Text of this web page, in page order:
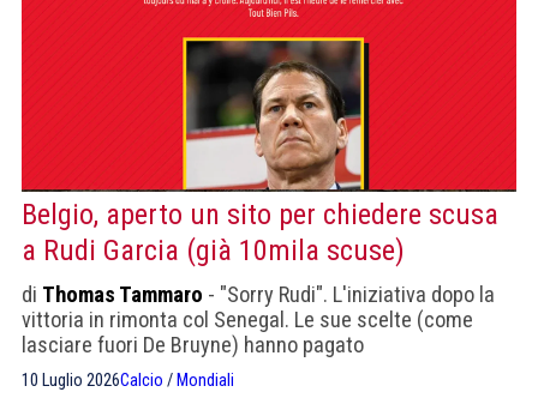
Belgio, aperto un sito per chiedere scusa
a Rudi Garcia (già 10mila scuse)
di Thomas Tammaro - "Sorry Rudi". L'iniziativa dopo la
vittoria in rimonta col Senegal. Le sue scelte (come
lasciare fuori De Bruyne) hanno pagato
10 Luglio 2026Calcio /Mondiali